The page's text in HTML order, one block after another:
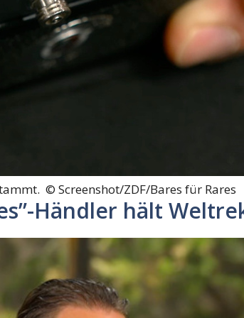
© Screenshot/ZDF/Bares für Rares
Händler hält